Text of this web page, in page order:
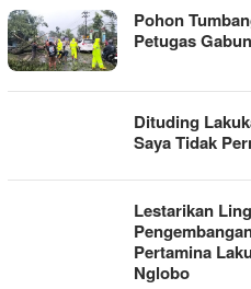
Pohon
Petugas
Dituding
Saya Tidak
Lestarikan
Pertamina
Nglobo